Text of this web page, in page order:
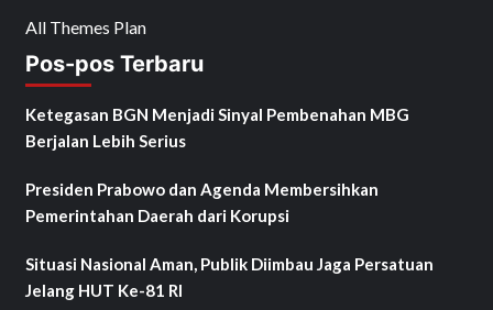
All Themes Plan
Pos-pos Terbaru
Ketegasan BGN Menjadi Sinyal Pembenahan MBG
Berjalan Lebih Serius
Presiden Prabowo dan Agenda Membersihkan
Pemerintahan Daerah dari Korupsi
Situasi Nasional Aman, Publik Diimbau Jaga Persatuan
Jelang HUT Ke-81 RI